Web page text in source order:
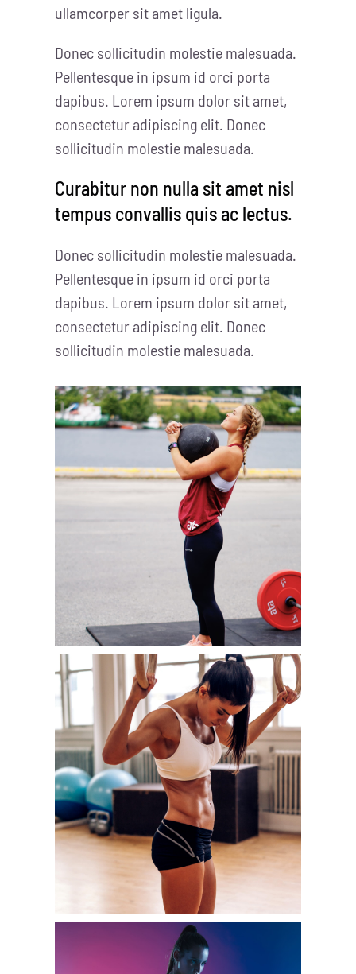
ullamcorper sit amet ligula.
Donec sollicitudin molestie malesuada.
Pellentesque in ipsum id orci porta
dapibus. Lorem ipsum dolor sit amet,
consectetur adipiscing elit. Donec
sollicitudin molestie malesuada.
Curabitur non nulla sit amet nisl
tempus convallis quis ac lectus.
Donec sollicitudin molestie malesuada.
Pellentesque in ipsum id orci porta
dapibus. Lorem ipsum dolor sit amet,
consectetur adipiscing elit. Donec
sollicitudin molestie malesuada.